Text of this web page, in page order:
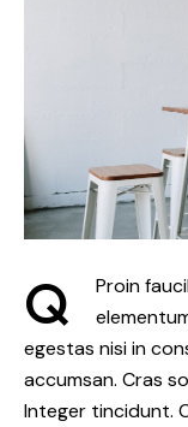
Q
Proin
egestas nisi in
accumsan. Cras
Integer tincidunt.